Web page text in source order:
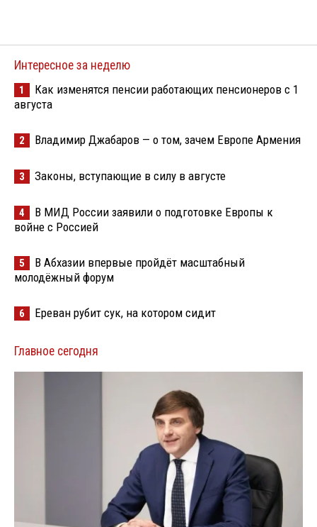
Интересное за неделю
1
Как изменятся пенсии работающих пенсионеров с 1
августа
2 Владимир Джабаров — о том, зачем Европе Армения
3 Законы, вступающие в силу в августе
4
В МИД России заявили о подготовке Европы к
войне с Россией
5
В Абхазии впервые пройдёт масштабный
молодёжный форум
6 Ереван рубит сук, на котором сидит
Главное сегодня